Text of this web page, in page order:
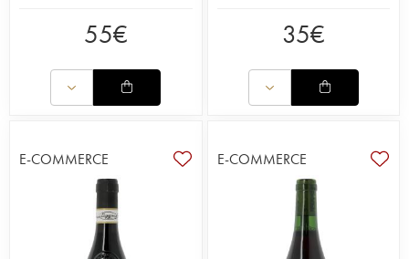
55€ 35€
E-COMMERCE E-COMMERCE